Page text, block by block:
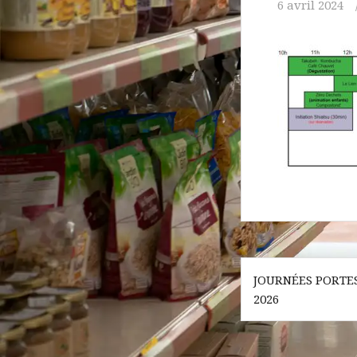
6 avril 2024
de
l’article
JOURNÉES
2026